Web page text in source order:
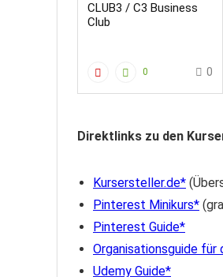
CLUB3 / C3 Business
Club
0 0
Direktlinks zu den
Kursersteller.de
Pinterest Minikurs
Pinterest Guide
Organisationsguide für
Udemy Guide